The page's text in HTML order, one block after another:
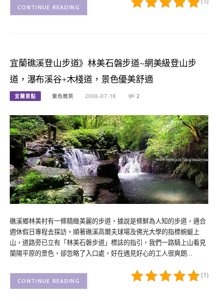
CONTINUE READING
宜蘭礁溪登山步道》林美石磐步道~網美級登山步
道，瀑布溪谷+木棧道，景色優美舒適
宜蘭景點 紫色微笑 2006-07-18 2
礁溪鄉林美村有一條精緻美麗的步道，據說是條鮮為人知的步道，適合
週休假日專程去探訪。順著礁溪高爾夫球場及佛光大學的指標蜿蜒上
山，道路旁已立有「林美石磐步道」標誌的指引，我們一路騎上山看見
蘭陽平原的景色，卻忽略了入口處，好在遇見好心的工人很爽朗…
(1)
CONTINUE READING